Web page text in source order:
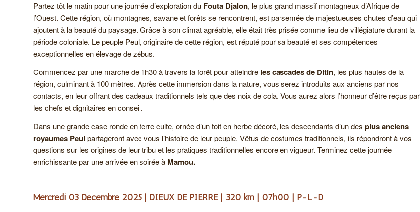
Partez tôt le matin pour une journée d’exploration du Fouta Djalon, le plus grand massif montagneux d’Afrique de
l’Ouest. Cette région, où montagnes, savane et forêts se rencontrent, est parsemée de majestueuses chutes d’eau qui
ajoutent à la beauté du paysage. Grâce à son climat agréable, elle était très prisée comme lieu de villégiature durant la
période coloniale. Le peuple Peul, originaire de cette région, est réputé pour sa beauté et ses compétences
exceptionnelles en élevage de zébus.
Commencez par une marche de 1h30 à travers la forêt pour atteindre les cascades de Ditin, les plus hautes de la
région, culminant à 100 mètres. Après cette immersion dans la nature, vous serez introduits aux anciens par nos
contacts, en leur offrant des cadeaux traditionnels tels que des noix de cola. Vous aurez alors l’honneur d’être reçus par
les chefs et dignitaires en conseil.
Dans une grande case ronde en terre cuite, ornée d’un toit en herbe décoré, les descendants d’un des plus anciens
royaumes Peul partageront avec vous l’histoire de leur peuple. Vêtus de costumes traditionnels, ils répondront à vos
questions sur les origines de leur tribu et les pratiques traditionnelles encore en vigueur. Terminez cette journée
enrichissante par une arrivée en soirée à Mamou.
Mercredi 03 Décembre 2025 | DIEUX DE PIERRE | 320 km | 07h00 | P-L-D